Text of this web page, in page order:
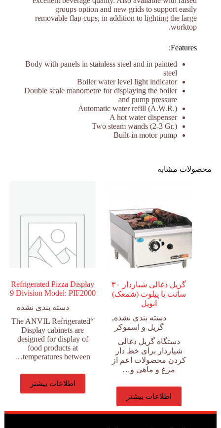
groups option and new grids to support easily
removable flap cups, in addition to lighting the large
worktop.
Features:
Body with panels in stainless steel and in painted
steel
Boiler water level light indicator
Double scale manometre for displaying the boiler
and pump pressure
Automatic water refill (A.W.R.)
A hot water dispenser
Two steam wands (2-3 Gr.)
Built-in motor pump
محصولات مشابه
گریل ذغالی شیاردار ۳۰
سانت با پیلوت (شمعک)
انویل
دسته بندی نشده,
گریل و اسموکر
دستگاه گریل ذغالی
شیاردار برای خط دار
کردن محصولات اعم از
مرغ و ماهی و…
اطلاعات بیشتر
Refrigerated Pizza Display
9 Division Model: PIF2000
دسته بندی نشده
“The ANVIL Refrigerated
Display cabinets are
designed for display of
food products at
temperatures between…
اطلاعات بیشتر